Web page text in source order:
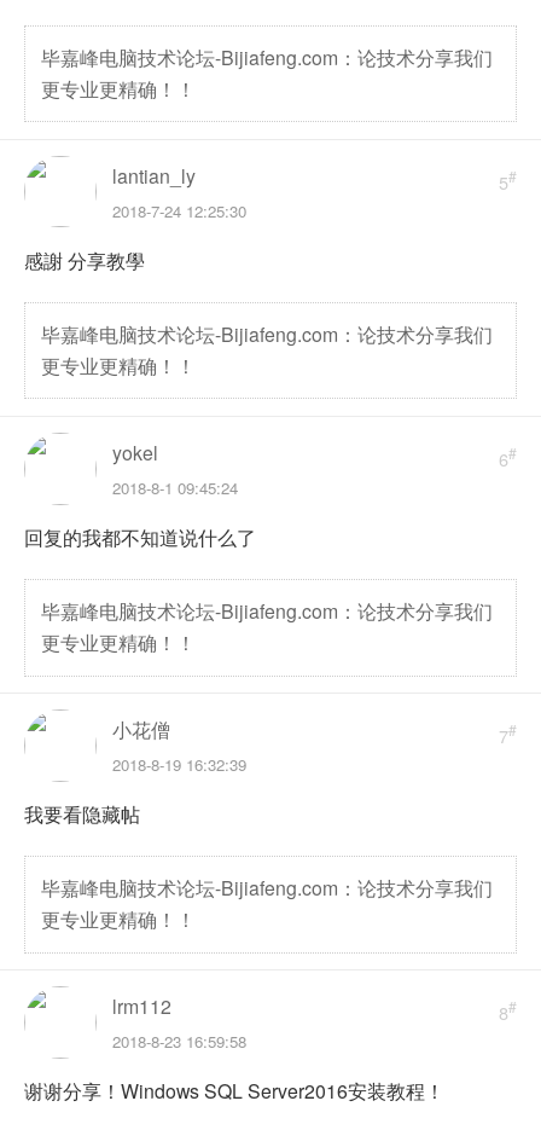
毕嘉峰电脑技术论坛-Bijiafeng.com：论技术分享我们
更专业更精确！！
5#
lantian_ly
2018-7-24 12:25:30
感謝 分享教學
毕嘉峰电脑技术论坛-Bijiafeng.com：论技术分享我们
更专业更精确！！
6#
yokel
2018-8-1 09:45:24
回复的我都不知道说什么了
毕嘉峰电脑技术论坛-Bijiafeng.com：论技术分享我们
更专业更精确！！
7#
小花僧
2018-8-19 16:32:39
我要看隐藏帖
毕嘉峰电脑技术论坛-Bijiafeng.com：论技术分享我们
更专业更精确！！
8#
lrm112
2018-8-23 16:59:58
谢谢分享！Windows SQL Server2016安装教程！